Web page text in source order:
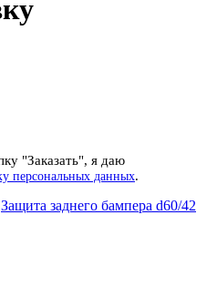
"Заказать", я даю
персональных данных.
Защита заднего бампера d60/42